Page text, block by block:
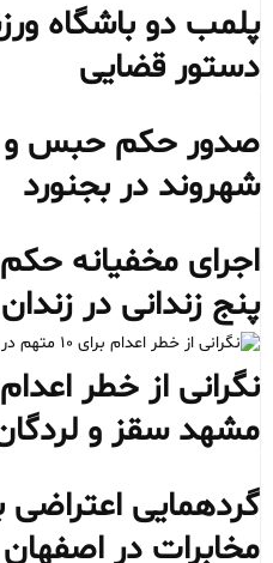
پلمب دو باشگاه
دستور قضایی
صدور حکم حبس و
شهروند در بجنورد
اجرای مخفیانه
پنج زندانی در زندان
مشهد سقز و
گردهمایی
مخابرات در اصفهان